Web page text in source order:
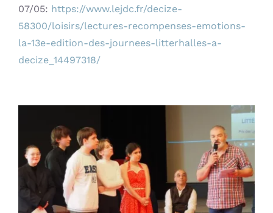
07/05: https://www.lejdc.fr/decize-
58300/loisirs/lectures-recompenses-emotions-
la-13e-edition-des-journees-litterhalles-a-
decize_14497318/